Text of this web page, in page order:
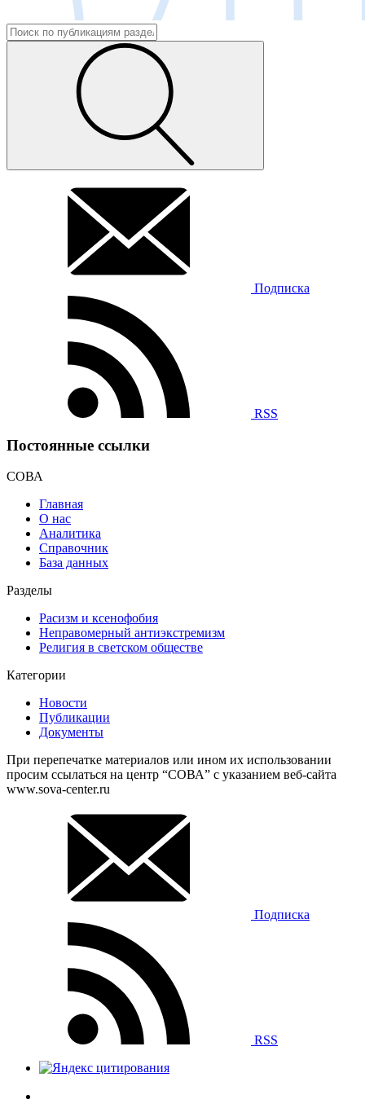
Подписка
RSS
Постоянные ссылки
СОВА
Главная
О нас
Аналитика
Справочник
База данных
Разделы
Расизм и ксенофобия
Неправомерный антиэкстремизм
Религия в светском обществе
Категории
Новости
Публикации
Документы
При перепечатке материалов или ином их использовании
просим ссылаться на центр “СОВА” с указанием веб-сайта
www.sova-center.ru
Подписка
RSS